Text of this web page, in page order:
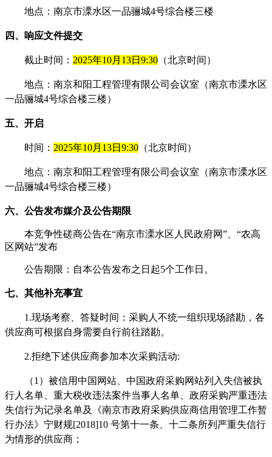
地点：南京市溧水区一品骊城4号综合楼三楼
四、响应文件提交
截止时间： 2025年10月13日9:30 （北京时间）
地点：南京和阳工程管理有限公司会议室（南京市溧水区
一品骊城4号综合楼三楼）
五、开启
时间： 2025年10月13日9:30 （北京时间）
地点： 南京和阳工程管理有限公司会议室（南京市溧水区
一品骊城4号综合楼三楼）
六、公告发布媒介及公告期限
本竞争性磋商公告在“南京市溧水区人民政府网”、“农高
区网站”发布
公告期限：自本公告发布之日起5个工作日。
七、其他补充事宜
1.现场考察、答疑时间：采购人不统一组织现场踏勘，各
供应商可根据自身需要自行前往踏勘。
2.拒绝下述供应商参加本次采购活动:
（1）被信用中国网站、中国政府采购网站列入失信被执
行人名单、重大税收违法案件当事人名单、政府采购严重违法
失信行为记录名单及《南京市政府采购供应商信用管理工作暂
行办法》宁财规[2018]10 号第十一条、十二条所列严重失信行
为情形的供应商；